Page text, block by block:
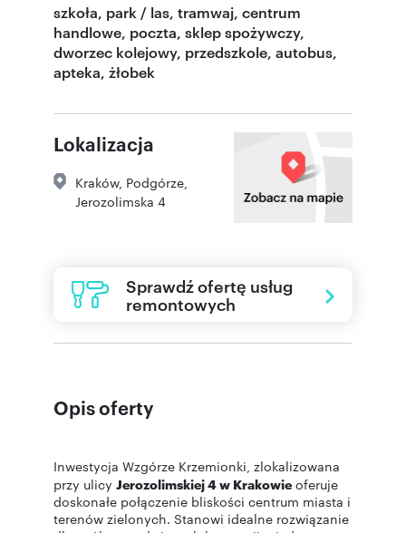
szkoła, park / las, tramwaj, centrum
handlowe, poczta, sklep spożywczy,
dworzec kolejowy, przedszkole, autobus,
apteka, żłobek
Lokalizacja
Kraków, Podgórze
Jerozolimska 4
Sprawdź ofertę usług
remontowych
Opis oferty
Inwestycja Wzgórze Krzemionki, zlokalizowana
przy ulicy Jerozolimskiej 4 w Krakowie oferuje
doskonałe połączenie bliskości centrum miasta i
terenów zielonych. Stanowi idealne rozwiązanie